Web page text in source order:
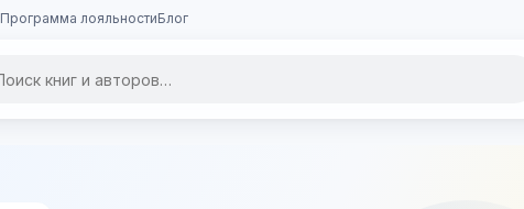
Программа лояльностиБлог